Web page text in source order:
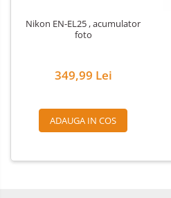
Nikon EN-EL25 , acumulator
foto
349,99 Lei
ADAUGA IN COS